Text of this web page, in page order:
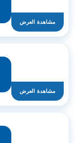
مشاهدة العرض
مشاهدة العرض